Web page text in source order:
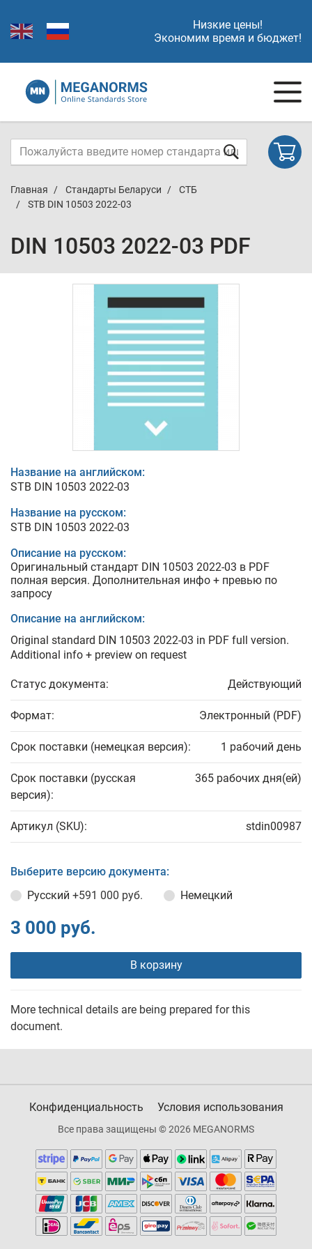
Низкие цены!
Экономим время и бюджет!
Главная Стандарты Беларуси
СТБ
STB DIN 10503 2022-03
DIN 10503 2022-03 PDF
Название на английском:
STB DIN 10503 2022-03
Название на русском:
STB DIN 10503 2022-03
Описание на русском:
Оригинальный стандарт DIN 10503 2022-03 в PDF
полная версия. Дополнительная инфо + превью по
запросу
Описание на английском:
Original standard DIN 10503 2022-03 in PDF full version.
Additional info + preview on request
Статус документа: Действующий
Формат: Электронный (PDF)
Срок поставки (немецкая версия): 1 рабочий день
Срок поставки (русская
версия):
365 рабочих дня(ей)
Артикул (SKU): stdin00987
Выберите версию документа:
Русский +591 000 руб. Немецкий
3 000 руб.
В корзину
More technical details are being prepared for this
document.
Конфиденциальность Условия использования
Все права защищены © 2026 MEGANORMS